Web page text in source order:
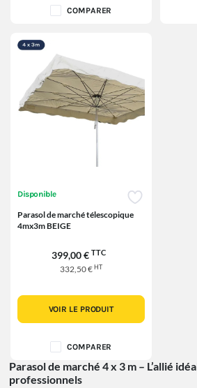
COMPARER
Disponible
Parasol de marché télescopique
4mx3m BEIGE
399,00 € TTC
332,50 €HT
VOIR LE PRODUIT
COMPARER
Parasol de marché 4 x 3 m – L’allié
professionnels